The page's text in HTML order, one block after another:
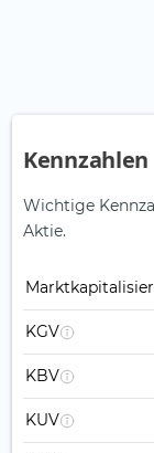
Kennzahlen
Wichtige
Aktie.
KGV
KBV
KUV